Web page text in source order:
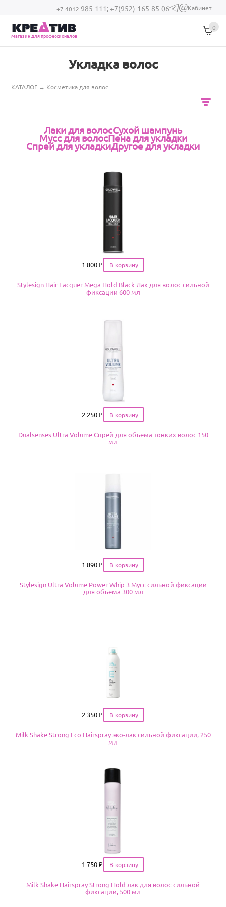
Перейти к основному содержанию
+7 4012 985-111;+7(952)-165-85-06
(link sends e-
Кабинет
Магазин для профессионалов
0
Укладка волос
Вы здесь
КАТАЛОГ → Косметика для волос
Дочерние категории
Лаки для волосСухой шампунь
Мусс для волосПена для укладки
Спрей для укладкиДругое для укладки
Цена
1 800 ₽
Stylesign Hair Lacquer Mega Hold Black Лак для волос сильной
фиксации 600 мл
Цена
2 250 ₽
Dualsenses Ultra Volume Спрей для объема тонких волос 150
мл
Цена
1 890 ₽
Stylesign Ultra Volume Power Whip 3 Мусс сильной фиксации
для объема 300 мл
Цена
2 350 ₽
Milk Shake Strong Eco Hairspray эко-лак сильной фиксации, 250
мл
Цена
1 750 ₽
Milk Shake Hairspray Strong Hold лак для волос сильной
фиксации, 500 мл